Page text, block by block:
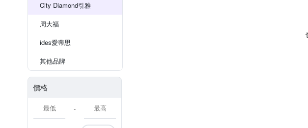
City Diamond引雅
周大福
ides愛蒂思
其他品牌
價格
-